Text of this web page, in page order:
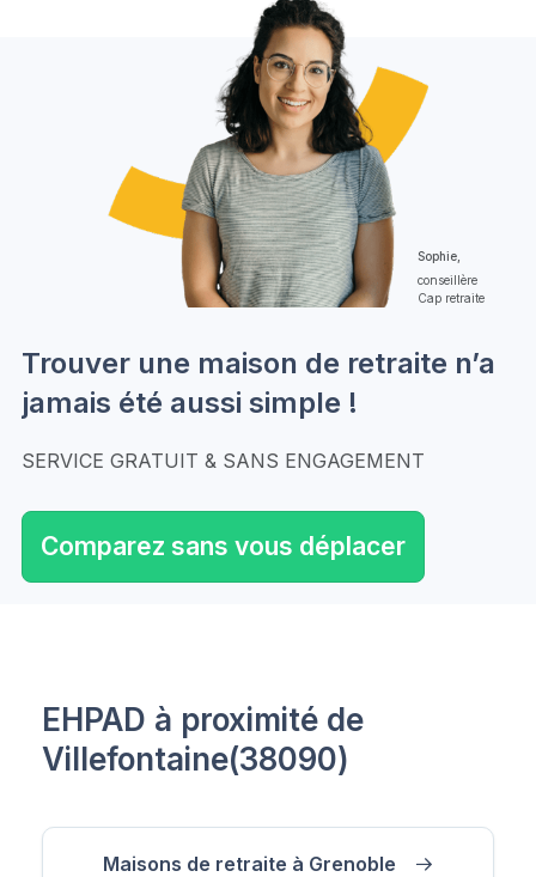
Sophie,
conseillère
Cap retraite
Trouver une maison de retraite n’a
jamais été aussi simple !
SERVICE GRATUIT & SANS ENGAGEMENT
Comparez sans vous déplacer
EHPAD à proximité de
Villefontaine(38090)
Maisons de retraite à Grenoble